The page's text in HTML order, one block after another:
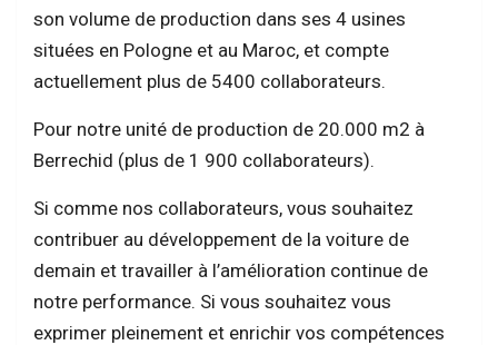
son volume de production dans ses 4 usines
situées en Pologne et au Maroc, et compte
actuellement plus de 5400 collaborateurs.
Pour notre unité de production de 20.000 m2 à
Berrechid (plus de 1 900 collaborateurs).
Si comme nos collaborateurs, vous souhaitez
contribuer au développement de la voiture de
demain et travailler à l’amélioration continue de
notre performance. Si vous souhaitez vous
exprimer pleinement et enrichir vos compétences